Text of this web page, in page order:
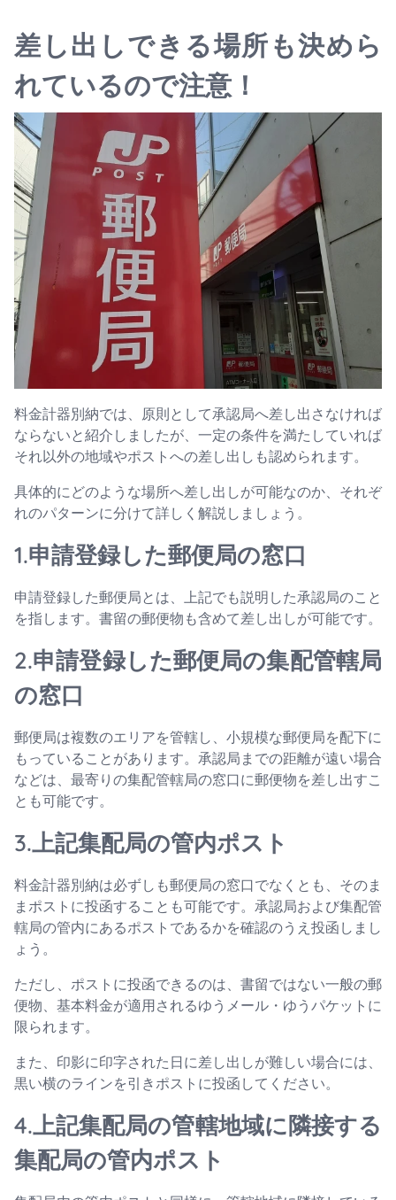
差し出しできる場所も決めら
れているので注意！
料金計器別納では、原則として承認局へ差し出さなければ
ならないと紹介しましたが、一定の条件を満たしていれば
それ以外の地域やポストへの差し出しも認められます。
具体的にどのような場所へ差し出しが可能なのか、それぞ
れのパターンに分けて詳しく解説しましょう。
1.申請登録した郵便局の窓口
申請登録した郵便局とは、上記でも説明した承認局のこと
を指します。書留の郵便物も含めて差し出しが可能です。
2.申請登録した郵便局の集配管轄局
の窓口
郵便局は複数のエリアを管轄し、小規模な郵便局を配下に
もっていることがあります。承認局までの距離が遠い場合
などは、最寄りの集配管轄局の窓口に郵便物を差し出すこ
とも可能です。
3.上記集配局の管内ポスト
料金計器別納は必ずしも郵便局の窓口でなくとも、そのま
まポストに投函することも可能です。承認局および集配管
轄局の管内にあるポストであるかを確認のうえ投函しまし
ょう。
ただし、ポストに投函できるのは、書留ではない一般の郵
便物、基本料金が適用されるゆうメール・ゆうパケットに
限られます。
また、印影に印字された日に差し出しが難しい場合には、
黒い横のラインを引きポストに投函してください。
4.上記集配局の管轄地域に隣接する
集配局の管内ポスト